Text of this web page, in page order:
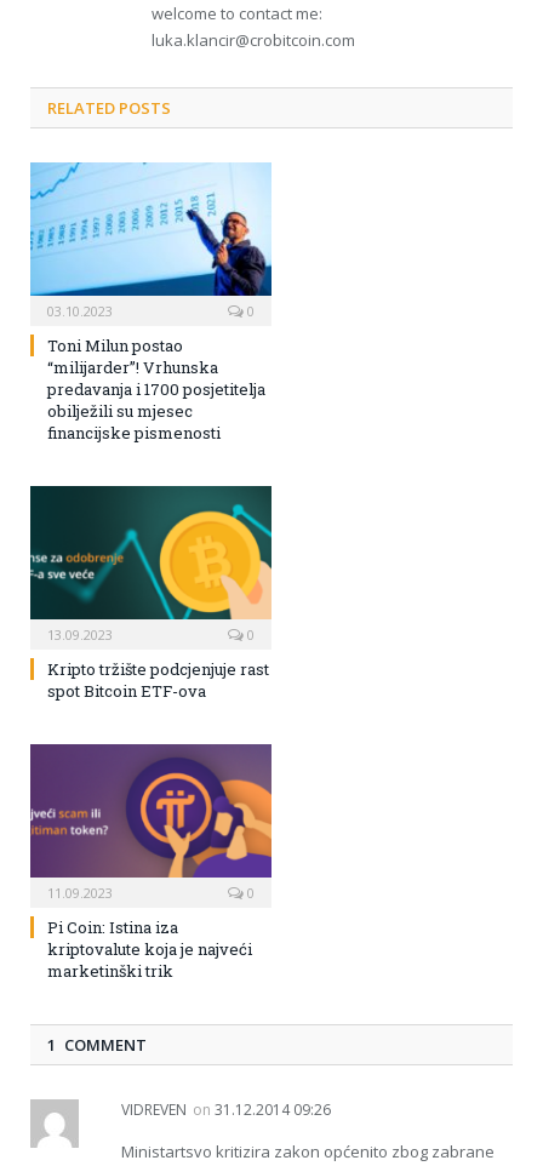
welcome to contact me:
luka.klancir@crobitcoin.com
RELATED POSTS
03.10.2023 0
Toni Milun postao
“milijarder”! Vrhunska
predavanja i 1700 posjetitelja
obilježili su mjesec
financijske pismenosti
13.09.2023 0
Kripto tržište podcjenjuje rast
spot Bitcoin ETF-ova
11.09.2023 0
Pi Coin: Istina iza
kriptovalute koja je najveći
marketinški trik
1 COMMENT
VIDREVEN on 31.12.2014 09:26
Ministartsvo kritizira zakon općenito zbog zabrane